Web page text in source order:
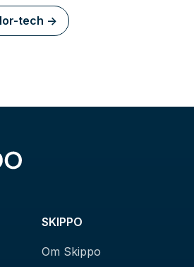
tech ->
SKIPPO
Om Skippo